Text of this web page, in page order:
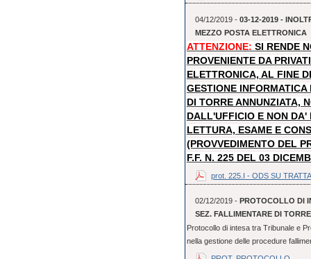
04/12/2019 - 03-12-2019 -
MEZZO POSTA ELETTRONICA
ATTENZIONE: SI RENDE
PROVENIENTE DA
ELETTRONICA, AL FINE
GESTIONE
DI TORRE ANNUNZIATA,
DALL'UFFICIO E NON
LETTURA, ESAME E
(PROVVEDIMENTO DEL
F.F. N. 225 DEL 03
prot. 225.I - ODS SU
02/12/2019 - PROTOCOLLO DI
SEZ. FALLIMENTARE DI
Protocollo di intesa tra Tribunale e
nella gestione delle procedure